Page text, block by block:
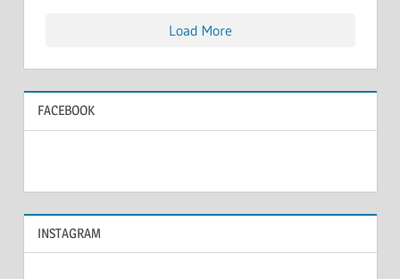
Load More
FACEBOOK
INSTAGRAM